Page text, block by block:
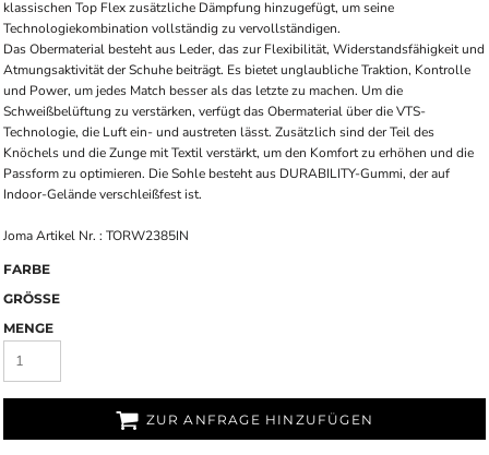
klassischen Top Flex zusätzliche Dämpfung hinzugefügt, um seine
Technologiekombination vollständig zu vervollständigen.
Das Obermaterial besteht aus Leder, das zur Flexibilität, Widerstandsfähigkeit und
Atmungsaktivität der Schuhe beiträgt. Es bietet unglaubliche Traktion, Kontrolle
und Power, um jedes Match besser als das letzte zu machen. Um die
Schweißbelüftung zu verstärken, verfügt das Obermaterial über die VTS-
Technologie, die Luft ein- und austreten lässt. Zusätzlich sind der Teil des
Knöchels und die Zunge mit Textil verstärkt, um den Komfort zu erhöhen und die
Passform zu optimieren. Die Sohle besteht aus DURABILITY-Gummi, der auf
Indoor-Gelände verschleißfest ist.
Joma Artikel Nr. : TORW2385IN
FARBE
GRÖSSE
MENGE
ZUR ANFRAGE HINZUFÜGEN